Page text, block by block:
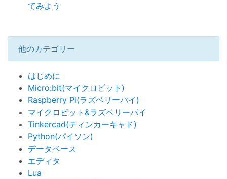
てみよう
他のカテゴリー
はじめに
Micro:bit(マイクロビット)
Raspberry Pi(ラズベリーパイ)
マイクロビット&ラズベリーパイ
Tinkercad(ティンカーキャド)
Python(パイソン)
データベース
エディタ
Lua